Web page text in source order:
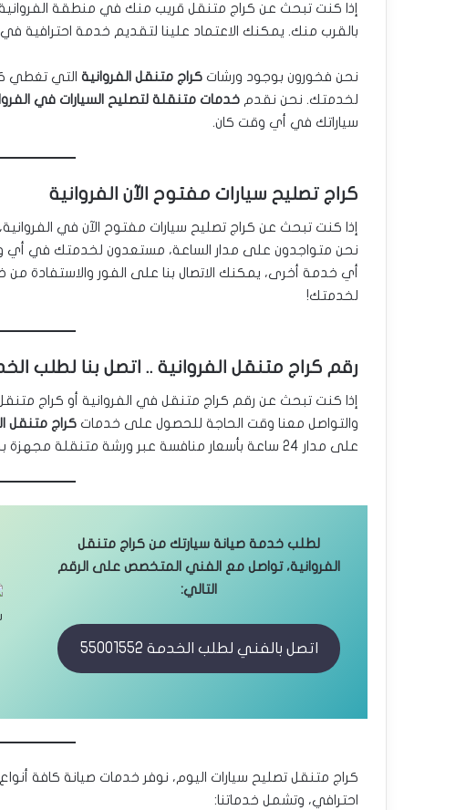
إذا كنت تبحث عن كراج متنقل قريب منك في منطقة الفروانية
بالقرب منك. يمكنك الاعتماد علينا لتقديم خدمة
نحن فخورون بوجود ورشات كراج متنقل الفروانية التي تغطي
لخدمتك. نحن نقدم خدمات متنقلة لتصليح السيارات في
سياراتك في أي وقت كان.
كراج تصليح سيارات مفتوح الآن الفروانية
إذا كنت تبحث عن كراج تصليح سيارات مفتوح الآن في
نحن متواجدون على مدار الساعة، مستعدون لخدمتك في أي
أي خدمة أخرى، يمكنك الاتصال بنا على الفور والاستفادة من
لخدمتك!
رقم كراج متنقل الفروانية .. اتصل بنا لطلب
إذا كنت تبحث عن رقم كراج متنقل في الفروانية أو كراج متنقل
والتواصل معنا وقت الحاجة للحصول على خدمات كراج متنقل
على مدار 24 ساعة بأسعار منافسة عبر ورشة متنقلة مجهزة بكافة المعدات اللازمة لصيانة سيارتك في مكانها.
لطلب خدمة صيانة سيارتك من كراج متنقل
الفروانية، تواصل مع الفني المتخصص على الرقم
التالي:
اتصل بالفني لطلب الخدمة 55001552
كراج متنقل تصليح سيارات اليوم، نوفر خدمات صيانة كافة
احترافي، وتشمل خدماتنا: